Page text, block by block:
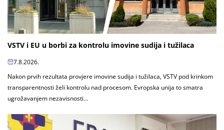
VSTV i EU u borbi za kontrolu imovine sudija i tužilaca
7.8.2026.
Nakon prvih rezultata provjere imovine sudija i tužilaca, VSTV pod krinkom
transparentnosti želi kontrolu nad procesom. Evropska unija to smatra
ugrožavanjem nezavisnosti...